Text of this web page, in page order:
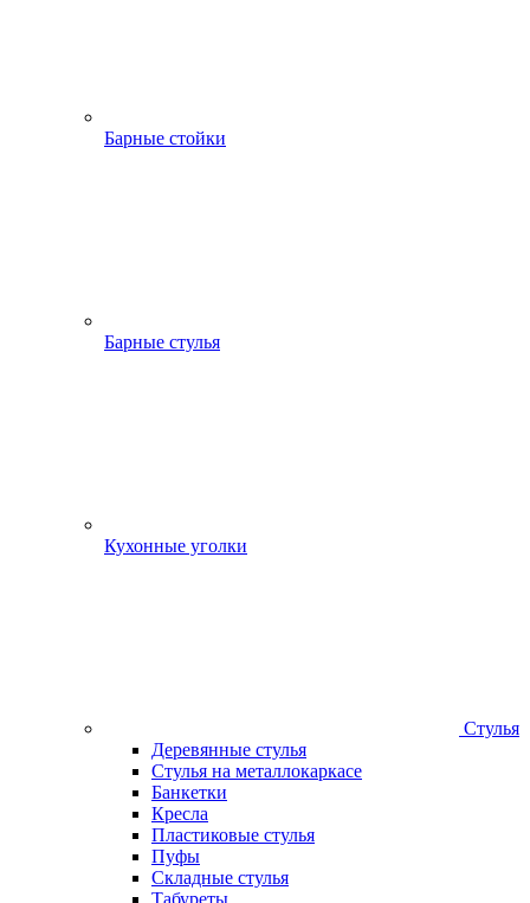
Барные стойки
Барные стулья
Кухонные уголки
Стулья
Деревянные стулья
Стулья на металлокаркасе
Банкетки
Кресла
Пластиковые стулья
Пуфы
Складные стулья
Табуреты